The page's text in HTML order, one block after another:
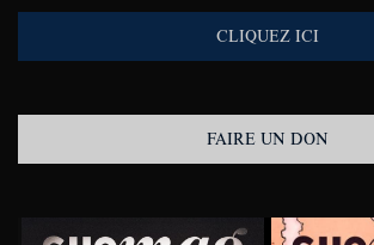
CLIQUEZ ICI
FAIRE UN DON